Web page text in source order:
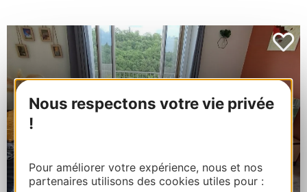
Nous respectons votre vie privée
!
Pour améliorer votre expérience, nous et nos
partenaires utilisons des cookies utiles pour :